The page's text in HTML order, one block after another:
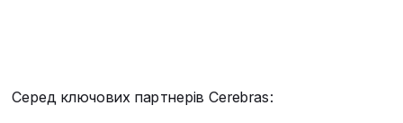
Серед ключових партнерів Cerebras: